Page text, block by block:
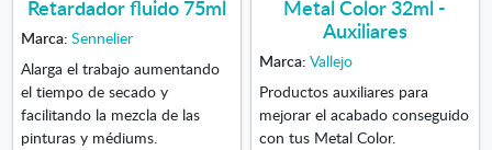
Retardador fluido 75ml
Marca: Sennelier
Alarga el trabajo aumentando
el tiempo de secado y
facilitando la mezcla de las
pinturas y médiums.
Metal Color 32ml -
Auxiliares
Marca: Vallejo
Productos auxiliares para
mejorar el acabado conseguido
con tus Metal Color.